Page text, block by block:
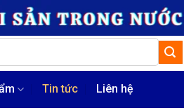
Tin tức Liên hệ